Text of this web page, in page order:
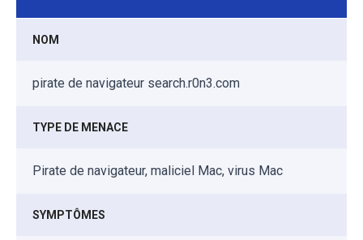
NOM
pirate de navigateur search.r0n3.com
TYPE DE MENACE
Pirate de navigateur, maliciel Mac, virus Mac
SYMPTÔMES